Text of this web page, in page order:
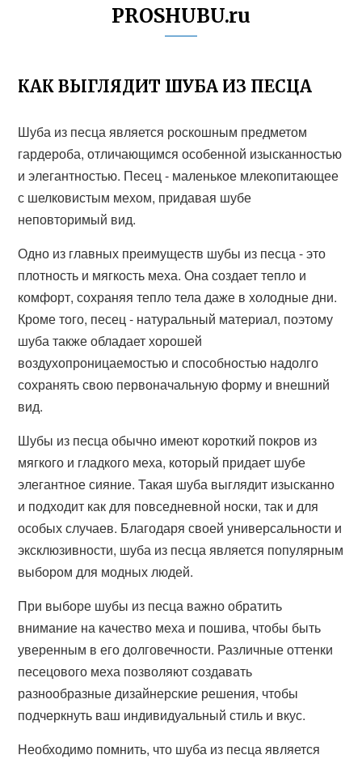
PROSHUBU.ru
КАК ВЫГЛЯДИТ ШУБА ИЗ ПЕСЦА
Шуба из песца является роскошным предметом
гардероба, отличающимся особенной изысканностью
и элегантностью. Песец - маленькое млекопитающее
с шелковистым мехом, придавая шубе
неповторимый вид.
Одно из главных преимуществ шубы из песца - это
плотность и мягкость меха. Она создает тепло и
комфорт, сохраняя тепло тела даже в холодные дни.
Кроме того, песец - натуральный материал, поэтому
шуба также обладает хорошей
воздухопроницаемостью и способностью надолго
сохранять свою первоначальную форму и внешний
вид.
Шубы из песца обычно имеют короткий покров из
мягкого и гладкого меха, который придает шубе
элегантное сияние. Такая шуба выглядит изысканно
и подходит как для повседневной носки, так и для
особых случаев. Благодаря своей универсальности и
эксклюзивности, шуба из песца является популярным
выбором для модных людей.
При выборе шубы из песца важно обратить
внимание на качество меха и пошива, чтобы быть
уверенным в его долговечности. Различные оттенки
песецового меха позволяют создавать
разнообразные дизайнерские решения, чтобы
подчеркнуть ваш индивидуальный стиль и вкус.
Необходимо помнить, что шуба из песца является